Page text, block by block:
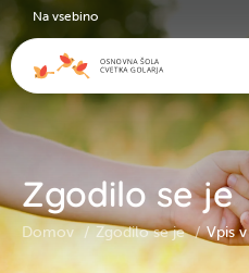
Zgodilo se je
Domov Zgodilo se je Vpis
Na vsebino